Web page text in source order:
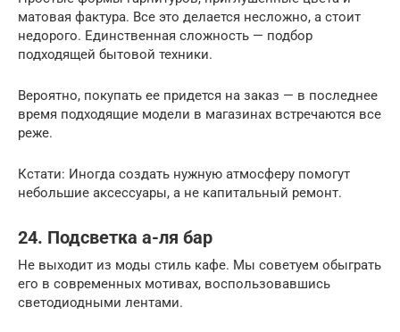
матовая фактура. Все это делается несложно, а стоит
недорого. Единственная сложность — подбор
подходящей бытовой техники.
Вероятно, покупать ее придется на заказ — в последнее
время подходящие модели в магазинах встречаются все
реже.
Кстати: Иногда создать нужную атмосферу помогут
небольшие аксессуары, а не капитальный ремонт.
24. Подсветка а-ля бар
Не выходит из моды стиль кафе. Мы советуем обыграть
его в современных мотивах, воспользовавшись
светодиодными лентами.